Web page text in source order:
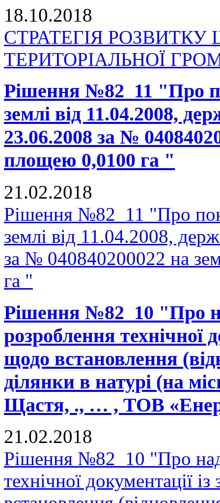
18.10.2018
СТРАТЕГІЯ
ТЕРИТОРІАЛЬНОЇ
Рішення №82_11 "Про
землі від 11.04.2008,
23.06.2008 за №
площею 0,0100 га "
21.02.2018
Рішення №82_11 "Про
землі від 11.04.2008,
за № 040840200022 на
га "
Рішення №82_10 "Про
розроблення технічної
щодо встановлення
ділянки в натурі (на
Щастя, ., … , ТОВ
21.02.2018
Рішення №82_10 "Про
технічної документації